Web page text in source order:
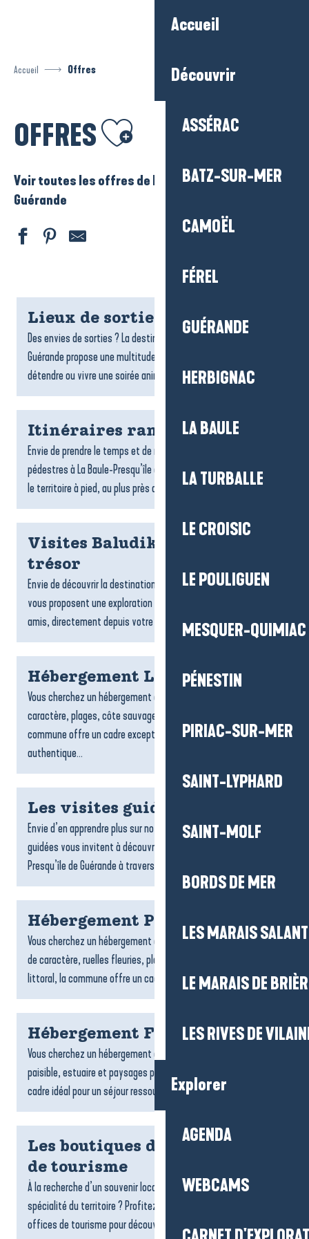
Accueil
Découvrir
ASSÉRAC
BATZ-SUR-MER
CAMOËL
FÉREL
GUÉRANDE
HERBIGNAC
LA BAULE
LA TURBALLE
LE CROISIC
LE POULIGUEN
MESQUER-QUIMIAC
PÉNESTIN
PIRIAC-SUR-MER
SAINT-LYPHARD
SAINT-MOLF
BORDS DE MER
LES MARAIS
LE MARAIS DE
LES RIVES DE
Explorer
AGENDA
WEBCAMS
Accueil Offres
OFFRES Ajouter aux favoris
Voir toutes les offres de La Baule – Presqu’ile de
Guérande
Lieux de sorties et spectacles
Des envies de sorties ? La destination La Baule-Presqu’île de
Guérande propose une multitude de lieux pour s’amuser, se
détendre ou vivre une soirée animée : bars...
Itinéraires rando
Envie de prendre le temps et de respirer ? Les randonnées
pédestres à La Baule-Presqu’île de Guérande invitent à explorer
le territoire à pied, au plus près des paysages. Entre...
Visites Baludik et chasses au
trésor
Envie de découvrir la destination ? Les jeux de piste Baludik
vous proposent une exploration ludique, en famille ou entre
amis, directement depuis votre téléphone. Suivez des...
Hébergement Le Croisic
Vous cherchez un hébergement au Croisic ? Entre port de
caractère, plages, côte sauvage et ruelles typiques, la
commune offre un cadre exceptionnel pour un séjour
authentique...
Les visites guidées
Envie d’en apprendre plus sur notre territoire ? Les visites
guidées vous invitent à découvrir toute la richesse de la
Presqu’île de Guérande à travers une sélection de visites...
Hébergement Piriac-sur-Mer
Vous cherchez un hébergement à Piriac-sur-Mer ? Entre village
de caractère, ruelles fleuries, plages, criques et charme du
littoral, la commune offre un cadre idéal pour un...
Hébergement Férel
Vous cherchez un hébergement à Férel ? Entre campagne
paisible, estuaire et paysages préservés, la commune offre un
cadre idéal pour un séjour ressourçant. Locations, chambres...
Les boutiques de votre Office
de tourisme
À la recherche d’un souvenir local, d’une idée cadeau ou d’une
spécialité du territoire ? Profitez de votre passage dans nos
offices de tourisme pour découvrir nos espaces...